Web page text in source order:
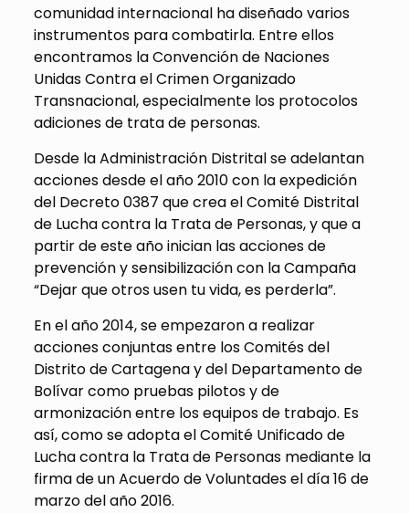
comunidad internacional ha diseñado varios
instrumentos para combatirla. Entre ellos
encontramos la Convención de Naciones
Unidas Contra el Crimen Organizado
Transnacional, especialmente los protocolos
adiciones de trata de personas.
Desde la Administración Distrital se adelantan
acciones desde el año 2010 con la expedición
del Decreto 0387 que crea el Comité Distrital
de Lucha contra la Trata de Personas, y que a
partir de este año inician las acciones de
prevención y sensibilización con la Campaña
“Dejar que otros usen tu vida, es perderla”.
En el año 2014, se empezaron a realizar
acciones conjuntas entre los Comités del
Distrito de Cartagena y del Departamento de
Bolívar como pruebas pilotos y de
armonización entre los equipos de trabajo. Es
así, como se adopta el Comité Unificado de
Lucha contra la Trata de Personas mediante la
firma de un Acuerdo de Voluntades el día 16 de
marzo del año 2016.